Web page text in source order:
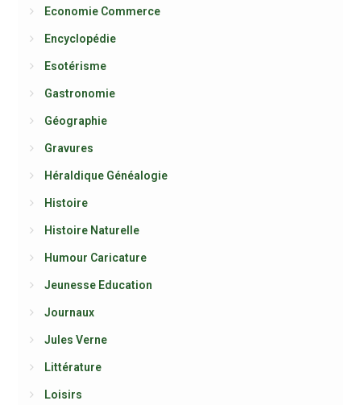
Economie Commerce
Encyclopédie
Esotérisme
Gastronomie
Géographie
Gravures
Héraldique Généalogie
Histoire
Histoire Naturelle
Humour Caricature
Jeunesse Education
Journaux
Jules Verne
Littérature
Loisirs